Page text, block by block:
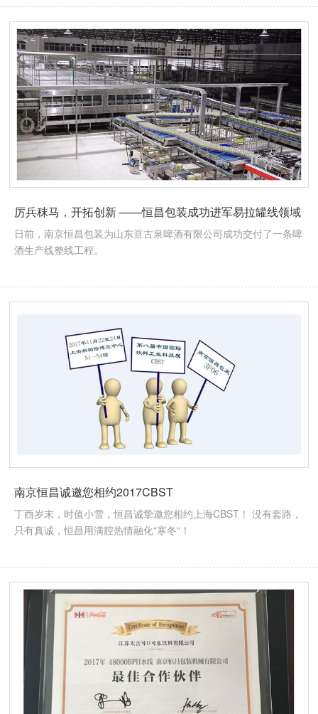
厉兵秣马，开拓创新 ——恒昌包装成功进军易拉罐线领域
日前，南京恒昌包装为山东亘古泉啤酒有限公司成功交付了一条啤
酒生产线整线工程。
南京恒昌诚邀您相约2017CBST
丁酉岁末，时值小雪，恒昌诚挚邀您相约上海CBST！ 没有套路，
只有真诚，恒昌用满腔热情融化“寒冬“！